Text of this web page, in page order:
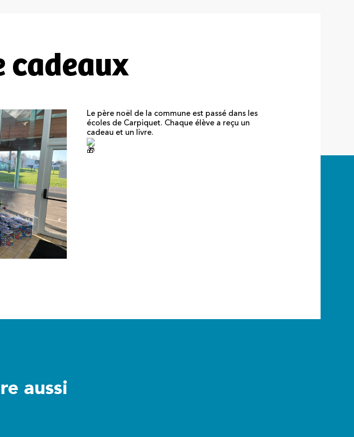
cadeaux
Le père noël de la commune est passé dans les
écoles de Carpiquet. Chaque élève a reçu un
cadeau et un livre.
aussi